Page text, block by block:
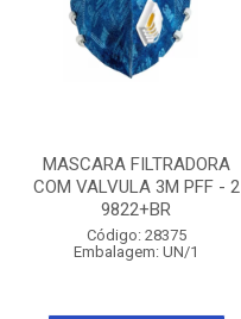
MASCARA FILTRADORA
COM VALVULA 3M PFF - 2
9822+BR
Código: 28375
Embalagem: UN/1